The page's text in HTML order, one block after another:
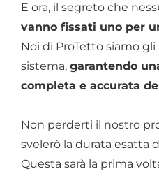
E ora, il segreto che
vanno fissati uno per
Noi di ProTetto siamo
sistema, garantendo
completa e accurata
Non perderti il nostro
svelerò la durata esatta
Questa sarà la prima